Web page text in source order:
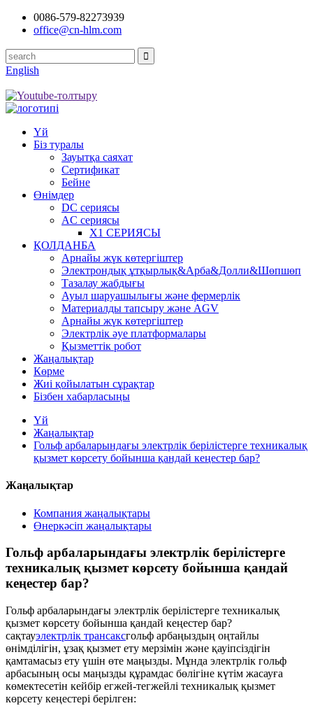
0086-579-82273939
office@cn-hlm.com
English
Үй
Біз туралы
Зауытқа саяхат
Сертификат
Бейне
Өнімдер
DC сериясы
AC сериясы
X1 СЕРИЯСЫ
ҚОЛДАНБА
Арнайы жүк көтергіштер
Электрондық ұтқырлық&Арба&Долли&Шөпшөп
Тазалау жабдығы
Ауыл шаруашылығы және фермерлік
Материалды тапсыру және AGV
Арнайы жүк көтергіштер
Электрлік әуе платформалары
Қызметтік робот
Жаңалықтар
Көрме
Жиі қойылатын сұрақтар
Бізбен хабарласыңы
Үй
Жаңалықтар
Гольф арбаларындағы электрлік берілістерге техникалық
қызмет көрсету бойынша қандай кеңестер бар?
Жаңалықтар
Компания жаңалықтары
Өнеркәсіп жаңалықтары
Гольф арбаларындағы электрлік берілістерге
техникалық қызмет көрсету бойынша қандай
кеңестер бар?
Гольф арбаларындағы электрлік берілістерге техникалық
қызмет көрсету бойынша қандай кеңестер бар?
сақтауэлектрлік трансаксгольф арбаңыздың оңтайлы
өнімділігін, ұзақ қызмет ету мерзімін және қауіпсіздігін
қамтамасыз ету үшін өте маңызды. Мұнда электрлік гольф
арбасының осы маңызды құрамдас бөлігіне күтім жасауға
көмектесетін кейбір егжей-тегжейлі техникалық қызмет
көрсету кеңестері берілген: